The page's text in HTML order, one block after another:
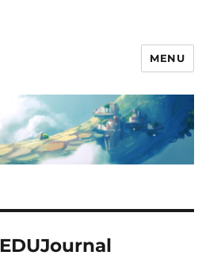
MENU
EDUJournal